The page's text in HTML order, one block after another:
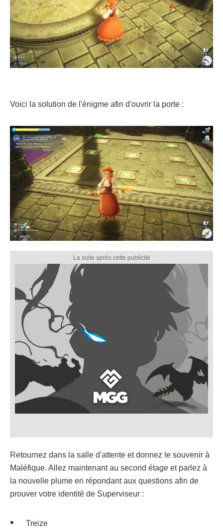
Voici la solution de l'énigme afin d'ouvrir la porte :
Retournez dans la salle d'attente et donnez le souvenir à
Maléfique. Allez maintenant au second étage et parlez à
la nouvelle plume en répondant aux questions afin de
prouver votre identité de Superviseur :
Treize